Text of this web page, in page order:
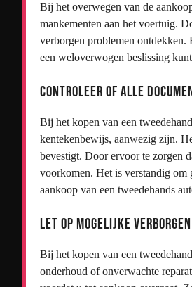
Bij het overwegen van de
mankementen aan het voertuig.
verborgen problemen ontdekken.
een weloverwogen beslissing
Controleer of alle
Bij het kopen van een
kentekenbewijs, aanwezig zijn.
bevestigt. Door ervoor te zorgen
voorkomen. Het is verstandig om
aankoop van een tweedehands
Let op mogelijke
Bij het kopen van een
onderhoud of onverwachte